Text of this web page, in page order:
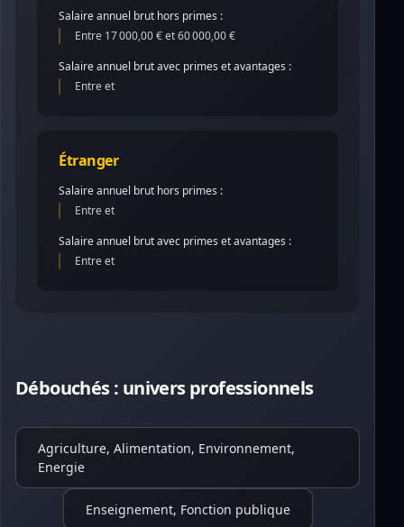
Salaire annuel brut hors primes :
Entre 17 000,00 € et 60 000,00 €
Salaire annuel brut avec primes et avantages :
Entre et
Étranger
Salaire annuel brut hors primes :
Entre et
Salaire annuel brut avec primes et avantages :
Entre et
Débouchés : univers professionnels
Agriculture, Alimentation, Environnement,
Energie
Enseignement, Fonction publique